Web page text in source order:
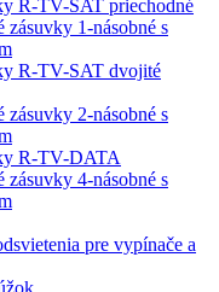
R-TV-SAT priechodné
zásuvky 1-násobné s
R-TV-SAT dvojité
zásuvky 2-násobné s
R-TV-DATA
zásuvky 4-násobné s
pre vypínače a